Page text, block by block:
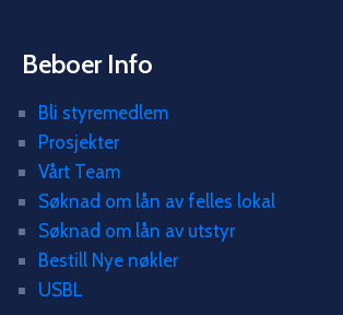
Beboer Info
Bli styremedlem
Prosjekter
Vårt Team
Søknad om lån av felles lokal
Søknad om lån av utstyr
Bestill Nye nøkler
USBL